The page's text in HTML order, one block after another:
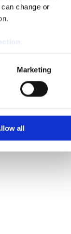
change or
We also share
combine it with
Marketing
all